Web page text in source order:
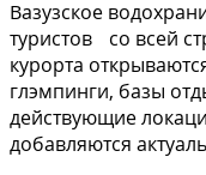
Вазузское
туристов со всей
курорта
глэмпинги, базы
действующие
добавляются